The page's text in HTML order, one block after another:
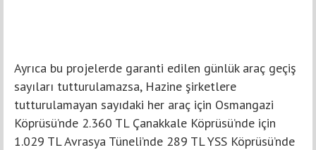
Ayrıca bu projelerde garanti edilen günlük araç geçiş
sayıları tutturulamazsa, Hazine şirketlere
tutturulamayan sayıdaki her araç için Osmangazi
Köprüsü’nde 2.360 TL Çanakkale Köprüsü’nde için
1.029 TL Avrasya Tüneli’nde 289 TL YSS Köprüsü’nde